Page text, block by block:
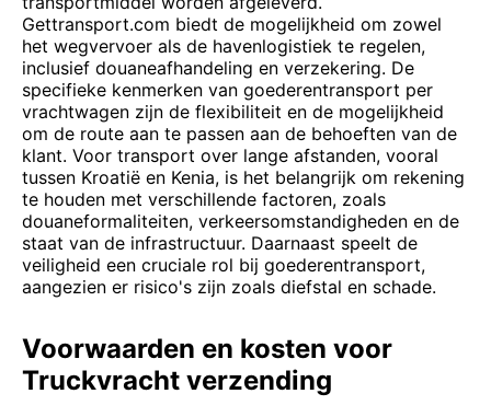
Gettransport.com biedt de mogelijkheid om zowel
het wegvervoer als de havenlogistiek te regelen,
inclusief douaneafhandeling en verzekering. De
specifieke kenmerken van goederentransport per
vrachtwagen zijn de flexibiliteit en de mogelijkheid
om de route aan te passen aan de behoeften van de
klant. Voor transport over lange afstanden, vooral
tussen Kroatië en Kenia, is het belangrijk om rekening
te houden met verschillende factoren, zoals
douaneformaliteiten, verkeersomstandigheden en de
staat van de infrastructuur. Daarnaast speelt de
veiligheid een cruciale rol bij goederentransport,
aangezien er risico's zijn zoals diefstal en schade.
Voorwaarden en kosten voor
Truckvracht verzending